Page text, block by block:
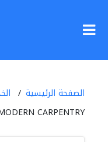
الصفحة الرئيسية
CARPENTRY